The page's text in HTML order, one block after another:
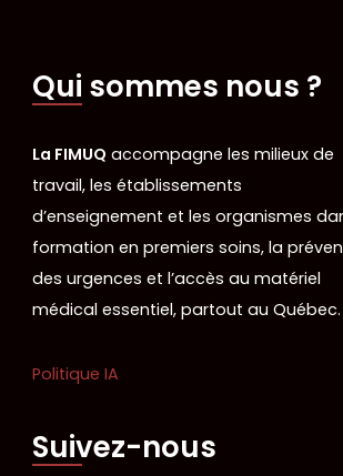
Qui sommes nous ?
La FIMUQ accompagne les milieux de
travail, les établissements
d’enseignement et les organismes
formation en premiers soins, la
des urgences et l’accès au matériel
médical essentiel, partout au Québec.
Politique IA
Suivez-nous